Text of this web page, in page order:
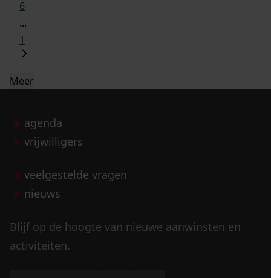
6
...
1
Meer
agenda
vrijwilligers
veelgestelde vragen
nieuws
Blijf op de hoogte van nieuwe aanwinsten en
activiteiten.